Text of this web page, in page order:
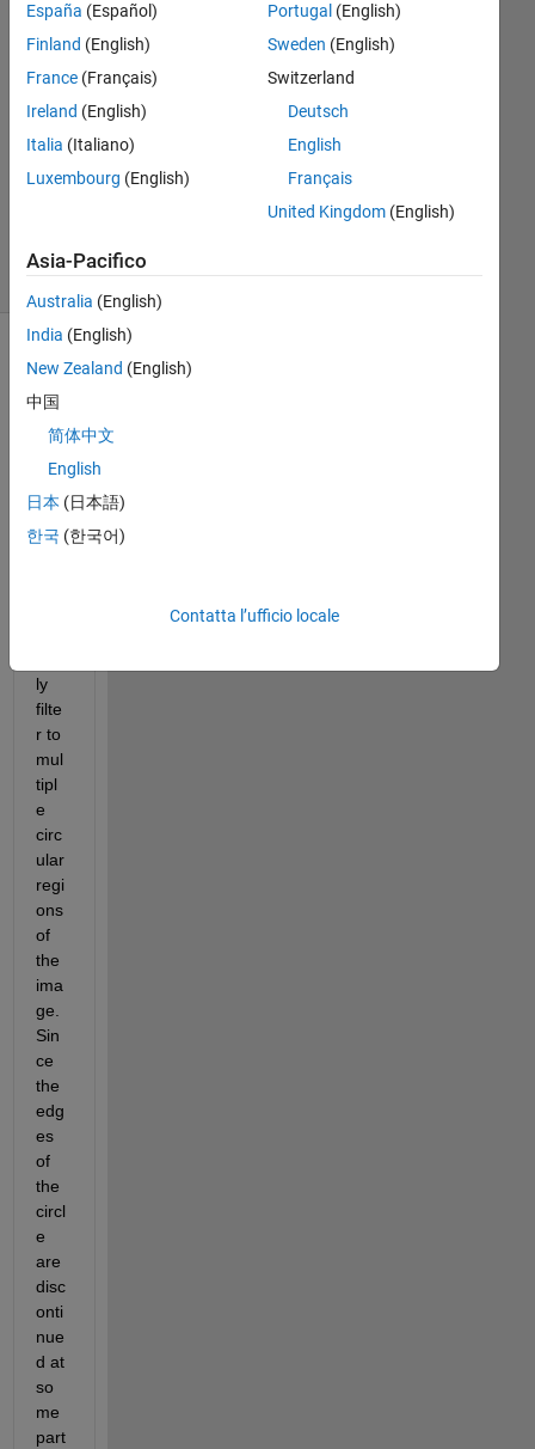
Risposta
Risposta
accettata
Aggiornato
5 Ago
Visualizzazioni
(30 giorni)
I
ly
filte
r to
mul
tipl
e
circ
ular
regi
ons
of
the
ima
ge.
Sin
ce
the
edg
es
of
the
circl
e
are
disc
onti
nue
d at
so
me
part
España (Español)
Finland (English)
France (Français)
Ireland (English)
Italia (Italiano)
Luxembourg (English)
Portugal (English)
Sweden (English)
Switzerland
Deutsch
English
Français
United Kingdom(English)
Asia-Pacifico
Australia (English)
India (English)
New Zealand (English)
中国
简体中文
English
日本 (日本語)
한국 (한국어)
Contatta l’ufficio locale